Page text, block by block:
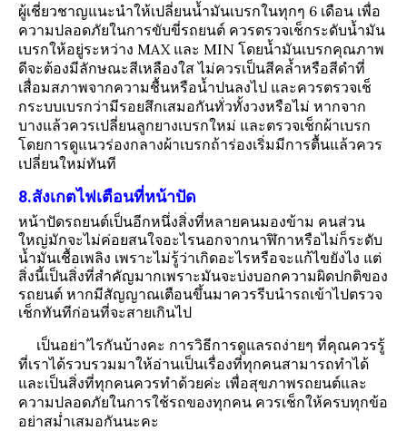
ผู้เชี่ยวชาญแนะนำให้เปลี่ยนน้ำมันเบรกในทุกๆ 6 เดือน เพื่อ
ความปลอดภัยในการขับขี่รถยนต์ ควรตรวจเช็กระดับน้ำมัน
เบรกให้อยู่ระหว่าง MAX และ MIN โดยน้ำมันเบรกคุณภาพ
ดีจะต้องมีลักษณะสีเหลืองใส ไม่ควรเป็นสีคล้ำหรือสีดำที่
เสื่อมสภาพจากความชื้นหรือน้ำปนลงไป และควรตรวจเช็
กระบบเบรกว่ามีรอยสึกเสมอกันทั่วทั้งวงหรือไม่ หากจาก
บางแล้วควรเปลี่ยนลูกยางเบรกใหม่ และตรวจเช็กผ้าเบรก
โดยการดูแนวร่องกลางผ้าเบรกถ้าร่องเริ่มมีการตื้นแล้วควร
เปลี่ยนใหม่ทันที
8.สังเกตไฟเตือนที่หน้าปัด
หน้าปัดรถยนต์เป็นอีกหนึ่งสิ่งที่หลายคนมองข้าม คนส่วน
ใหญ่มักจะไม่ค่อยสนใจอะไรนอกจากนาฬิกาหรือไม่ก็ระดับ
น้ำมันเชื้อเพลิง เพราะไม่รู้ว่าเกิดอะไรหรือจะแก้ไขยังไง แต่
สิ่งนี้เป็นสิ่งที่สำคัญมากเพราะมันจะบ่งบอกความผิดปกติของ
รถยนต์ หากมีสัญญาณเตือนขึ้นมาควรรีบนำรถเข้าไปตรวจ
เช็กทันทีก่อนที่จะสายเกินไป
เป็นอย่า’ไรกันบ้างคะ การวิธีการดูแลรถง่ายๆ ที่คุณควรรู้
ที่เราได้รวบรวมมาให้อ่านเป็นเรื่องที่ทุกคนสามารถทำได้
และเป็นสิ่งที่ทุกคนควรทำด้วยค่ะ เพื่อสุขภาพรถยนต์และ
ความปลอดภัยในการใช้รถของทุกคน ควรเช็กให้ครบทุกข้อ
อย่าสม่ำเสมอกันนะคะ